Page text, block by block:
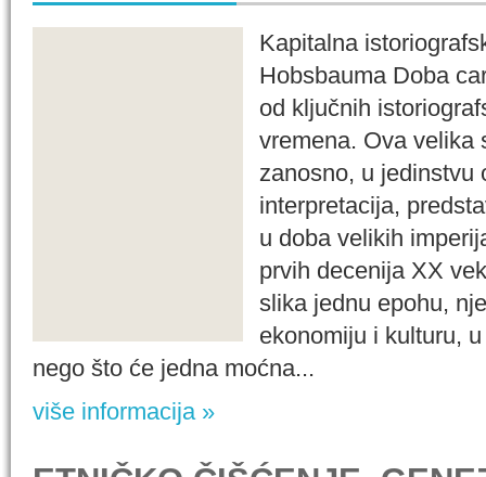
Kapitalna
Hobsbauma Doba
od ključnih
vremena. Ova velika
zanosno, u jedinstvu
interpretacija,
u doba velikih
prvih decenija XX
slika jednu epohu,
ekonomiju i kulturu,
nego što će jedna moćna...
više informacija »